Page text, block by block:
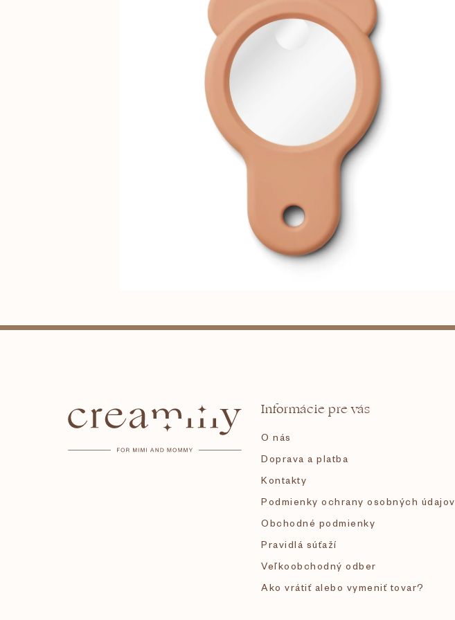
Informácie pre vás
O nás
Doprava a platba
Kontakty
Podmienky ochrany osobných údajov
Obchodné podmienky
Pravidlá súťaží
Veľkoobchodný odber
Ako vrátiť alebo vymeniť tovar?